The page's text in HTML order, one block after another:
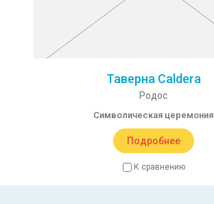
Таверна Caldera
Родос
Символическая церемония
Подробнее
К сравнению